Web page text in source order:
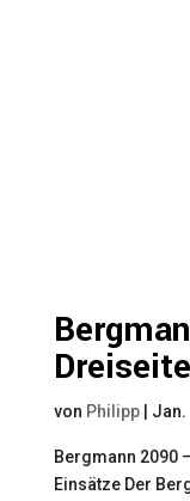
von Philipp| Jan.
Bergmann 2090
Einsätze Der